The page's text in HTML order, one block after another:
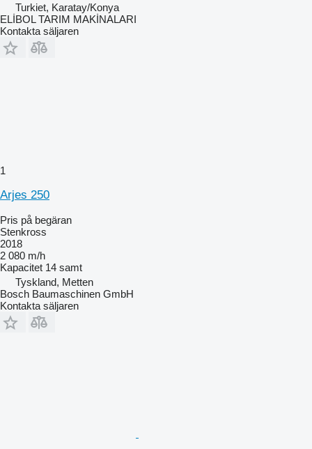
Turkiet, Karatay/Konya
ELİBOL TARIM MAKİNALARI
Kontakta säljaren
1
Arjes 250
Pris på begäran
Stenkross
2018
2 080 m/h
Kapacitet 14 samt
Tyskland, Metten
Bosch Baumaschinen GmbH
Kontakta säljaren